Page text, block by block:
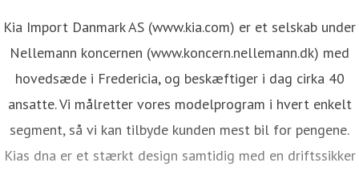
Kia Import Danmark AS (www.kia.com) er et selskab under
Nellemann koncernen (www.koncern.nellemann.dk) med
hovedsæde i Fredericia, og beskæftiger i dag cirka 40
ansatte. Vi målretter vores modelprogram i hvert enkelt
segment, så vi kan tilbyde kunden mest bil for pengene.
Kias dna er et stærkt design samtidig med en driftssikker